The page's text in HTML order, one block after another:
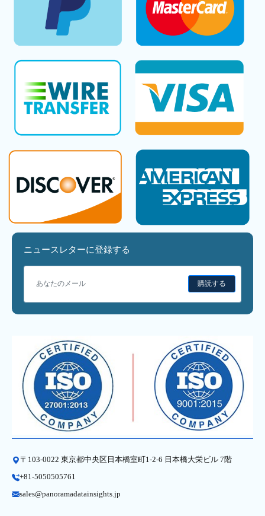
ニュースレターに登録する
購読する
〒103-0022 東京都中央区日本橋室町1-2-6 日本橋大栄ビル 7階
+81-5050505761
sales@panoramadatainsights.jp